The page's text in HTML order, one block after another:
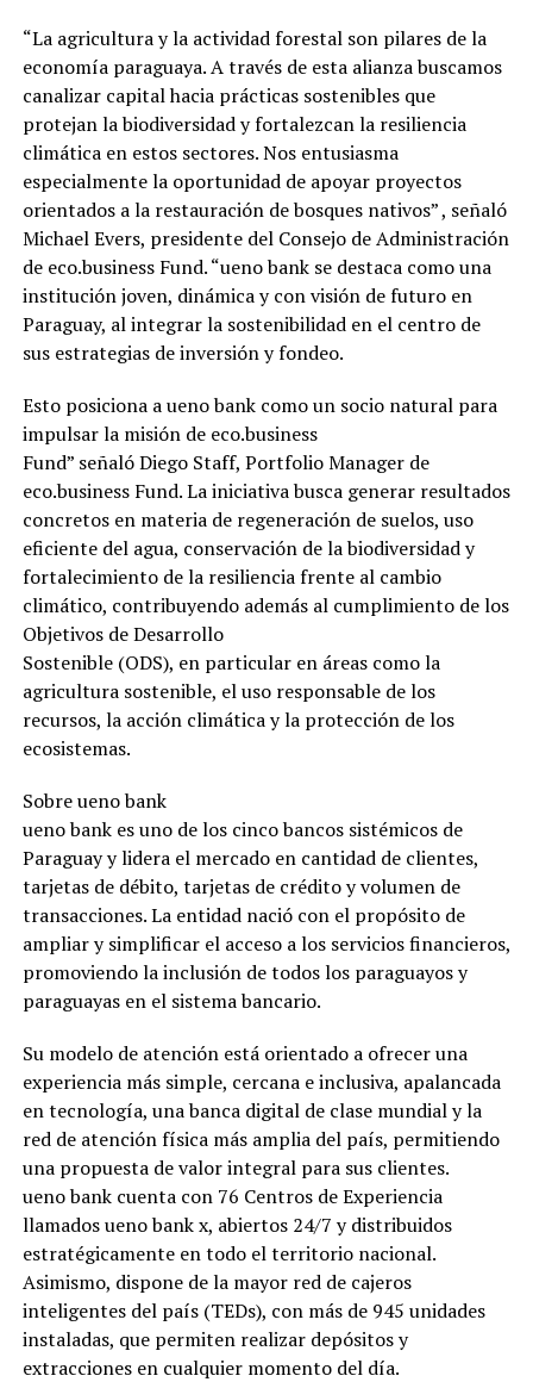
“La agricultura y la actividad forestal son pilares de la
economía paraguaya. A través de esta alianza buscamos
canalizar capital hacia prácticas sostenibles que
protejan la biodiversidad y fortalezcan la resiliencia
climática en estos sectores. Nos entusiasma
especialmente la oportunidad de apoyar proyectos
orientados a la restauración de bosques nativos” , señaló
Michael Evers, presidente del Consejo de Administración
de eco.business Fund. “ueno bank se destaca como una
institución joven, dinámica y con visión de futuro en
Paraguay, al integrar la sostenibilidad en el centro de
sus estrategias de inversión y fondeo.
Esto posiciona a ueno bank como un socio natural para
impulsar la misión de eco.business
Fund” señaló Diego Staff, Portfolio Manager de
eco.business Fund. La iniciativa busca generar resultados
concretos en materia de regeneración de suelos, uso
eficiente del agua, conservación de la biodiversidad y
fortalecimiento de la resiliencia frente al cambio
climático, contribuyendo además al cumplimiento de los
Objetivos de Desarrollo
Sostenible (ODS), en particular en áreas como la
agricultura sostenible, el uso responsable de los
recursos, la acción climática y la protección de los
ecosistemas.
Sobre ueno bank
ueno bank es uno de los cinco bancos sistémicos de
Paraguay y lidera el mercado en cantidad de clientes,
tarjetas de débito, tarjetas de crédito y volumen de
transacciones. La entidad nació con el propósito de
ampliar y simplificar el acceso a los servicios financieros,
promoviendo la inclusión de todos los paraguayos y
paraguayas en el sistema bancario.
Su modelo de atención está orientado a ofrecer una
experiencia más simple, cercana e inclusiva, apalancada
en tecnología, una banca digital de clase mundial y la
red de atención física más amplia del país, permitiendo
una propuesta de valor integral para sus clientes.
ueno bank cuenta con 76 Centros de Experiencia
llamados ueno bank x, abiertos 24/7 y distribuidos
estratégicamente en todo el territorio nacional.
Asimismo, dispone de la mayor red de cajeros
inteligentes del país (TEDs), con más de 945 unidades
instaladas, que permiten realizar depósitos y
extracciones en cualquier momento del día.